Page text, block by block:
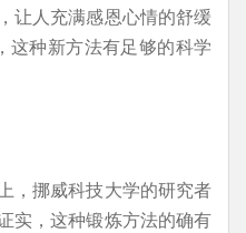
让人充满感恩心情的舒缓
这种新方法有足够的科学
，挪威科技大学的研究者
实，这种锻炼方法的确有